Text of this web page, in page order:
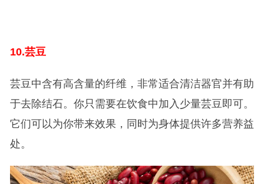
10.芸豆
芸豆中含有高含量的纤维，非常适合清洁器官并有助
于去除结石。你只需要在饮食中加入少量芸豆即可。
它们可以为你带来效果，同时为身体提供许多营养益
处。